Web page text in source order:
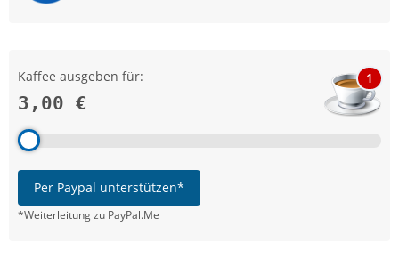
Kaffee ausgeben für:
3,00 €
1
Per Paypal unterstützen*
*Weiterleitung zu PayPal.Me